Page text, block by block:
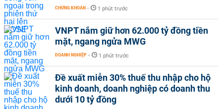
CHỨNG KHOÁN - 1 phút trước
VNPT nắm giữ hơn 62.000 tỷ đồng tiền
mặt, ngang ngửa MWG
DOANH NGHIỆP - 1 phút trước
Đề xuất miễn 30% thuế thu nhập cho hộ
kinh doanh, doanh nghiệp có doanh thu
dưới 10 tỷ đồng